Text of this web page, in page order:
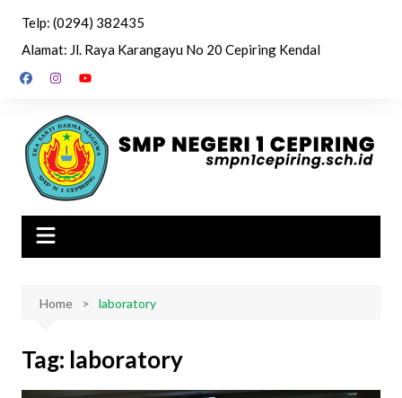
content
Telp: (0294) 382435
Alamat: Jl. Raya Karangayu No 20 Cepiring Kendal
Home laboratory
Tag: laboratory